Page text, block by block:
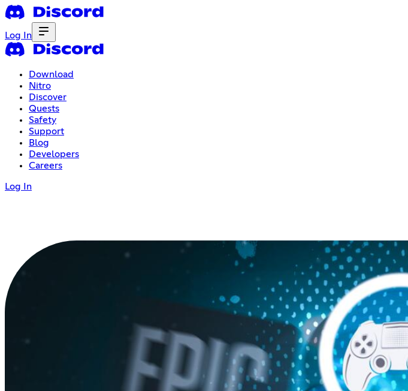
Log In
Download
Nitro
Discover
Quests
Safety
Support
Blog
Developers
Careers
Log In